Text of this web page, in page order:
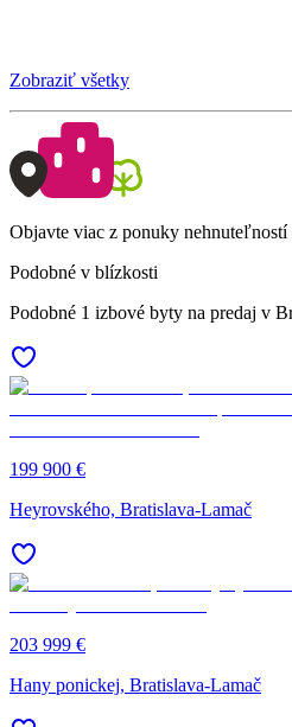
Zobraziť všetky
Objavte viac z ponuky nehnuteľností
Podobné v blízkosti
Podobné 1 izbové byty na predaj v
199 900 €
Heyrovského, Bratislava-Lamač
203 999 €
Hany ponickej, Bratislava-Lamač